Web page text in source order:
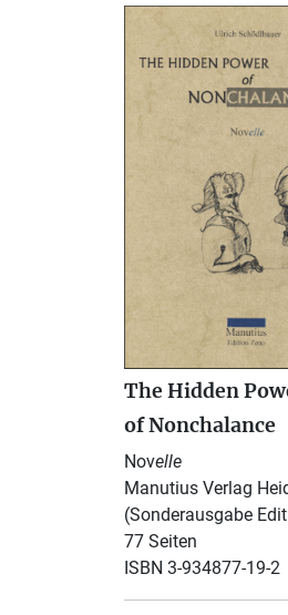
The Hidden
of Nonchalance
Novelle
Manutius Verlag
(Sonderausgabe
77 Seiten
ISBN 3-934877-19-2